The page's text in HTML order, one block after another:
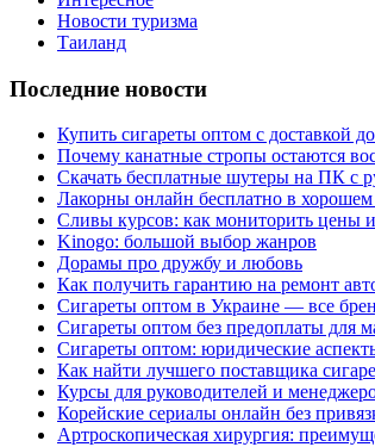
Новости туризма
Таиланд
Последние новости
Купить сигареты оптом с доставкой
Почему канатные стропы остаются
Скачать бесплатные шутеры на ПК с
Лакорны онлайн бесплатно в хорошем
Сливы курсов: как мониторить цены
Kinogo: большой выбор жанров
Дорамы про дружбу и любовь
Как получить гарантию на ремонт
Сигареты оптом в Украине — все
Сигареты оптом без предоплаты для
Сигареты оптом: юридические
Как найти лучшего поставщика
Курсы для руководителей и
Корейские сериалы онлайн без
Артроскопическая хирургия: